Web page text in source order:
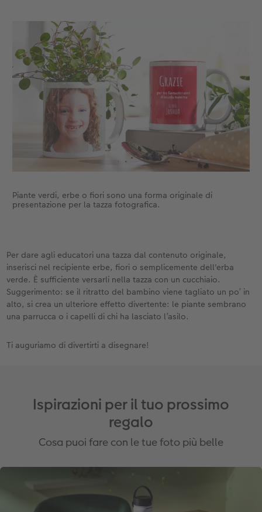
Piante verdi, erbe o fiori sono una forma originale di
presentazione per la tazza fotografica.
Per dare agli educatori una tazza dal contenuto originale,
inserisci nel recipiente erbe, fiori o semplicemente dell'erba
verde. È sufficiente versarli nella tazza con un cucchiaio.
Suggerimento: se il ritratto del bambino viene tagliato un po’ in
alto, si crea un ulteriore effetto divertente: le piante sembrano
una parrucca o i capelli di chi ha lasciato l’asilo.
Ti auguriamo di divertirti a disegnare!
Ispirazioni per il tuo prossimo
regalo
Cosa puoi fare con le tue foto più belle